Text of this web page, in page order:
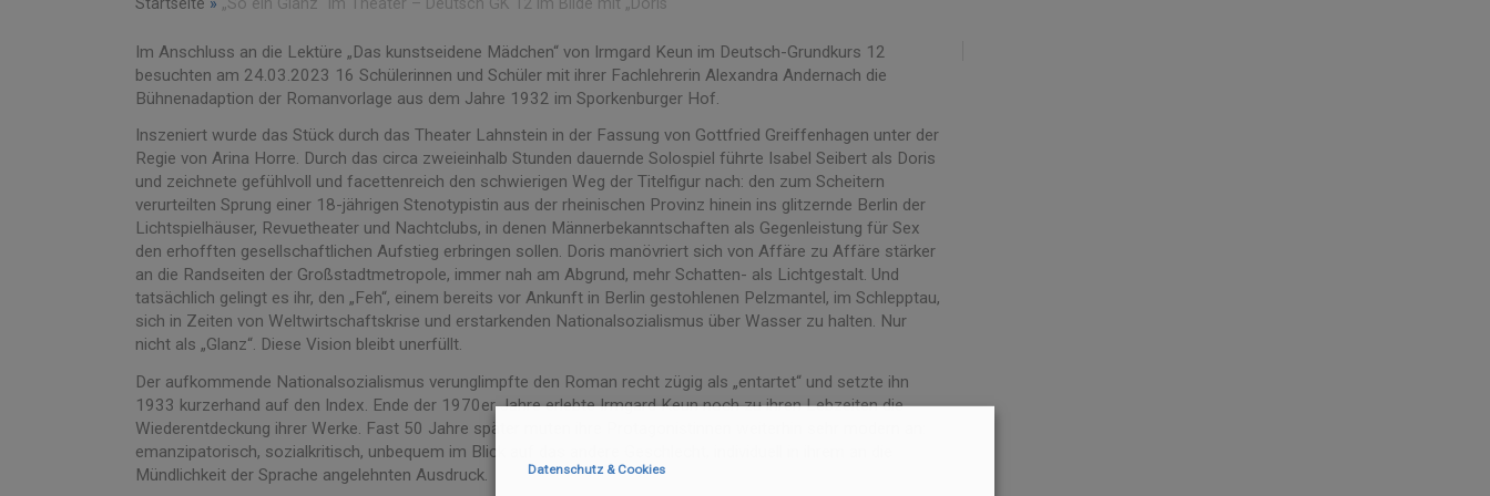
Startseite » „So ein Glanz“ im Theater – Deutsch GK 12 im Bilde mit „Doris“
Im Anschluss an die Lektüre „Das kunstseidene Mädchen“ von Irmgard Keun im Deutsch-Grundkurs 12
besuchten am 24.03.2023 16 Schülerinnen und Schüler mit ihrer Fachlehrerin Alexandra Andernach die
Bühnenadaption der Romanvorlage aus dem Jahre 1932 im Sporkenburger Hof.
Inszeniert wurde das Stück durch das Theater Lahnstein in der Fassung von Gottfried Greiffenhagen unter der
Regie von Arina Horre. Durch das circa zweieinhalb Stunden dauernde Solospiel führte Isabel Seibert als Doris
und zeichnete gefühlvoll und facettenreich den schwierigen Weg der Titelfigur nach: den zum Scheitern
verurteilten Sprung einer 18-jährigen Stenotypistin aus der rheinischen Provinz hinein ins glitzernde Berlin der
Lichtspielhäuser, Revuetheater und Nachtclubs, in denen Männerbekanntschaften als Gegenleistung für Sex
den erhofften gesellschaftlichen Aufstieg erbringen sollen. Doris manövriert sich von Affäre zu Affäre stärker
an die Randseiten der Großstadtmetropole, immer nah am Abgrund, mehr Schatten- als Lichtgestalt. Und
tatsächlich gelingt es ihr, den „Feh“, einem bereits vor Ankunft in Berlin gestohlenen Pelzmantel, im Schlepptau,
sich in Zeiten von Weltwirtschaftskrise und erstarkenden Nationalsozialismus über Wasser zu halten. Nur
nicht als „Glanz“. Diese Vision bleibt unerfüllt.
Der aufkommende Nationalsozialismus verunglimpfte den Roman recht zügig als „entartet“ und setzte ihn
1933 kurzerhand auf den Index. Ende der 1970er Jahre erlebte Irmgard Keun noch zu ihren Lebzeiten die
Wiederentdeckung ihrer Werke. Fast 50 Jahre später muten ihre Protagonistinnen weiterhin sehr modern an:
emanzipatorisch, sozialkritisch, unbequem im Blick auf das andere Geschlecht, individuell in ihrem an die
Mündlichkeit der Sprache angelehnten Ausdruck.
Datenschutz & Cookies